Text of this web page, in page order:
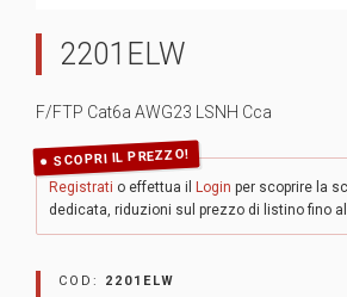
2201ELW
F/FTP Cat6a AWG23 LSNH Cca
SCOPRI IL PREZZO!
Registrati o effettua il Login per scoprire la
dedicata, riduzioni sul prezzo di listino fino al
COD: 2201ELW